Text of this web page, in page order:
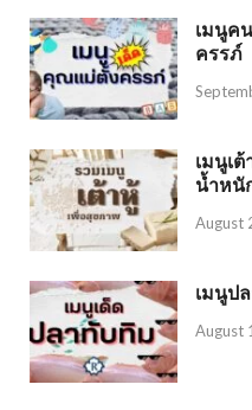
เมนูค
ครรภ์
เมนูเ
น้ำหนั
August
เมนูป
August